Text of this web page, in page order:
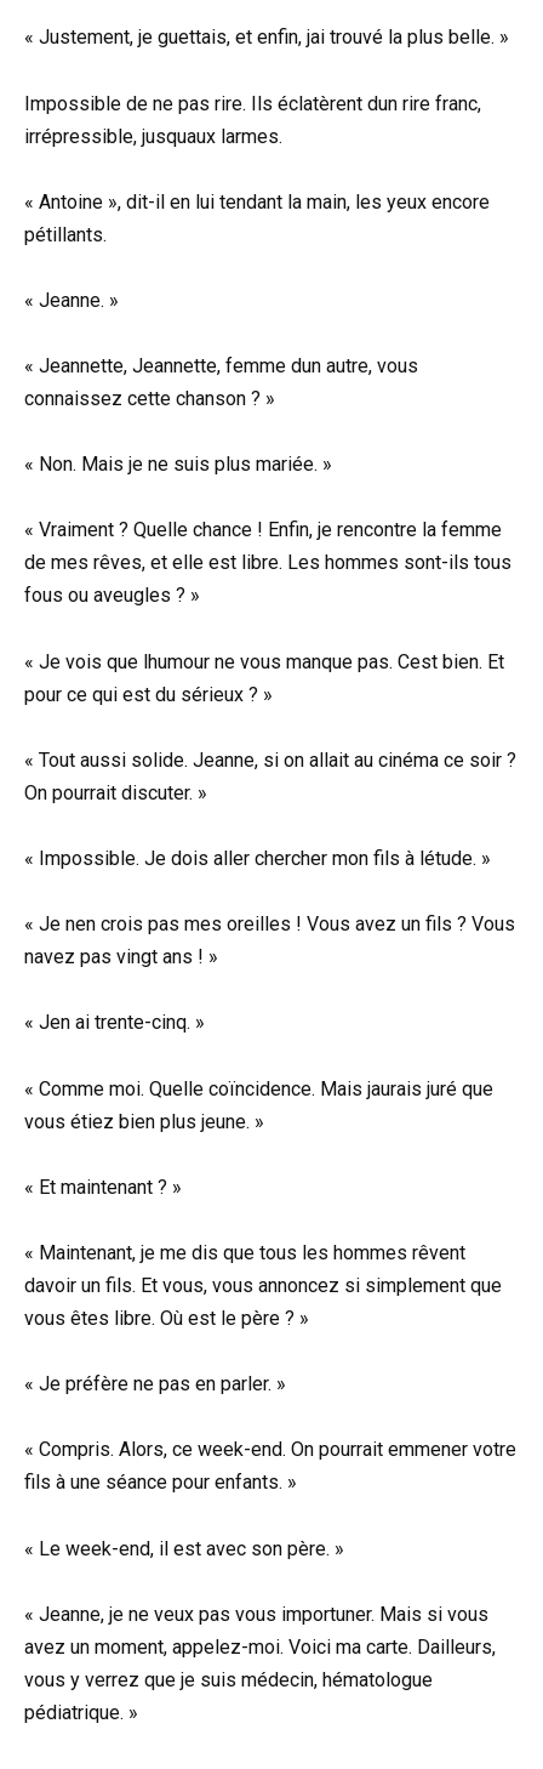
« Justement, je guettais, et enfin, jai trouvé la plus belle. »
Impossible de ne pas rire. Ils éclatèrent dun rire franc,
irrépressible, jusquaux larmes.
« Antoine », dit-il en lui tendant la main, les yeux encore
pétillants.
« Jeanne. »
« Jeannette, Jeannette, femme dun autre, vous
connaissez cette chanson ? »
« Non. Mais je ne suis plus mariée. »
« Vraiment ? Quelle chance ! Enfin, je rencontre la femme
de mes rêves, et elle est libre. Les hommes sont-ils tous
fous ou aveugles ? »
« Je vois que lhumour ne vous manque pas. Cest bien. Et
pour ce qui est du sérieux ? »
« Tout aussi solide. Jeanne, si on allait au cinéma ce soir ?
On pourrait discuter. »
« Impossible. Je dois aller chercher mon fils à létude. »
« Je nen crois pas mes oreilles ! Vous avez un fils ? Vous
navez pas vingt ans ! »
« Jen ai trente-cinq. »
« Comme moi. Quelle coïncidence. Mais jaurais juré que
vous étiez bien plus jeune. »
« Et maintenant ? »
« Maintenant, je me dis que tous les hommes rêvent
davoir un fils. Et vous, vous annoncez si simplement que
vous êtes libre. Où est le père ? »
« Je préfère ne pas en parler. »
« Compris. Alors, ce week-end. On pourrait emmener votre
fils à une séance pour enfants. »
« Le week-end, il est avec son père. »
« Jeanne, je ne veux pas vous importuner. Mais si vous
avez un moment, appelez-moi. Voici ma carte. Dailleurs,
vous y verrez que je suis médecin, hématologue
pédiatrique. »